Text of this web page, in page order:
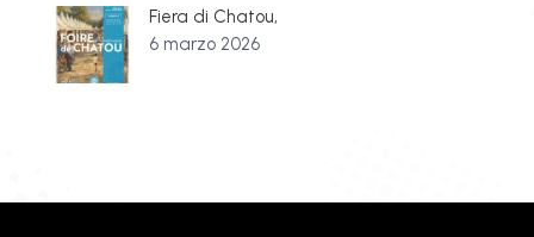
Fiera di Chatou,
6 marzo 2026